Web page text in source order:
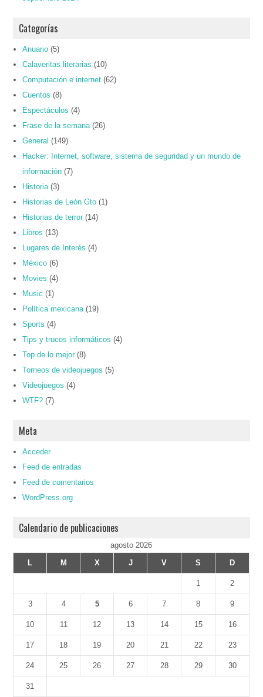
Categorías
Anuario (5)
Calaveritas literarias (10)
Computación e internet (62)
Cuentos (8)
Espectáculos (4)
Frase de la semana (26)
General (149)
Hacker: Internet, software, sistema de seguridad y un mundo de
información (7)
Historia (3)
Historias de León Gto (1)
Historias de terror (14)
Libros (13)
Lugares de Interés (4)
México (6)
Movies (4)
Music (1)
Política mexicana (19)
Sports (4)
Tips y trucos informáticos (4)
Top de lo mejor (8)
Torneos de videojuegos (5)
Videojuegos (4)
WTF? (7)
Meta
Acceder
Feed de entradas
Feed de comentarios
WordPress.org
Calendario de publicaciones
agosto 2026
L
M X J V S D
1 2
3 4 5 6 7 8 9
10 11 12 13 14 15 16
17 18 19 20 21 22 23
24 25 26 27 28 29 30
31